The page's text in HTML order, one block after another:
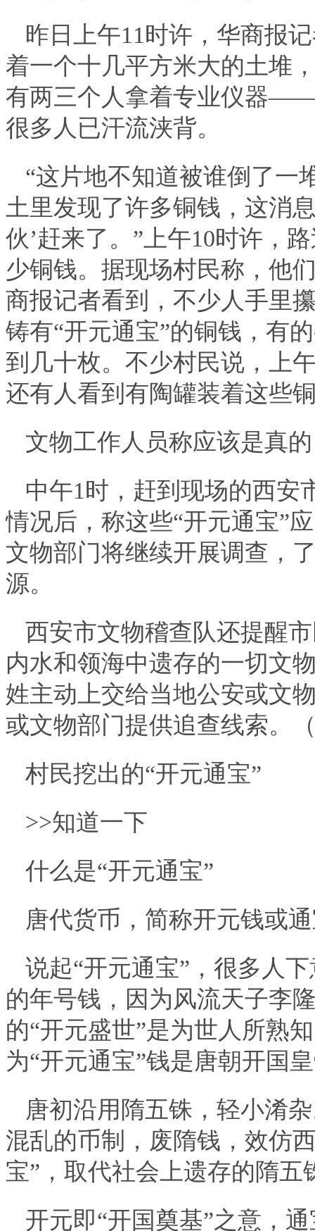
昨日上午11时许，华商报
着一个十几平方米大的土堆
有两三个人拿着专业仪器——
很多人已汗流浃背。
“这片地不知道被谁倒了一
土里发现了许多铜钱，这消
伙’赶来了。”上午10时许，
少铜钱。据现场村民称，他
商报记者看到，不少人手里
铸有“开元通宝”的铜钱，有
到几十枚。不少村民说，上
还有人看到有陶罐装着这些
文物工作人员称应该是真的
中午1时，赶到现场的西安
情况后，称这些“开元通宝”
文物部门将继续开展调查，
源。
西安市文物稽查队还提醒
内水和领海中遗存的一切文
姓主动上交给当地公安或文
或文物部门提供追查线索。
村民挖出的“开元通宝”
>>知道一下
什么是“开元通宝”
唐代货币，简称开元钱或
说起“开元通宝”，很多人
的年号钱，因为风流天子李
的“开元盛世”是为世人所熟
为“开元通宝”钱是唐朝开国
唐初沿用隋五铢，轻小淆
混乱的币制，废隋钱，效仿
宝”，取代社会上遗存的隋五
开元即“开国奠基”之意，